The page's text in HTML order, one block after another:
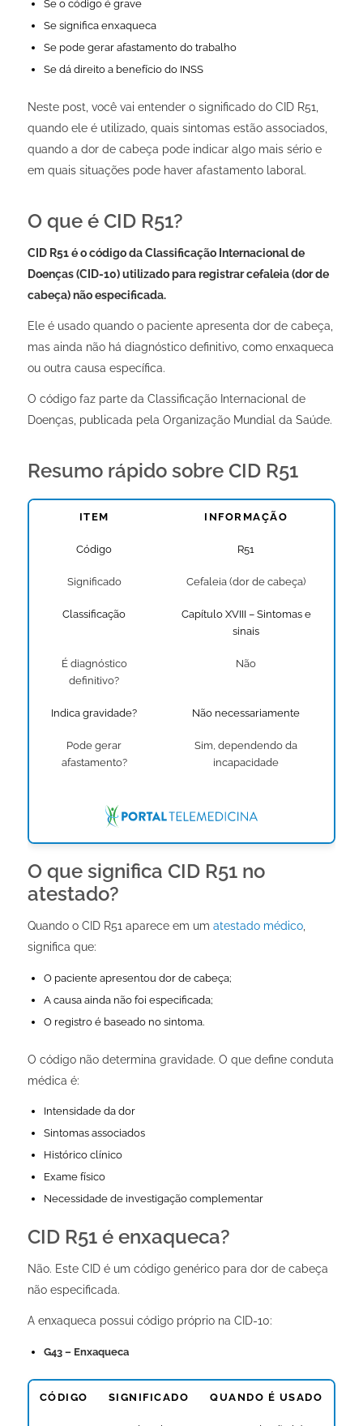
Se o código é grave
Se significa enxaqueca
Se pode gerar afastamento do trabalho
Se dá direito a benefício do INSS
Neste post, você vai entender o significado do CID R51,
quando ele é utilizado, quais sintomas estão associados,
quando a dor de cabeça pode indicar algo mais sério e
em quais situações pode haver afastamento laboral.
O que é CID R51?
CID R51 é o código da Classificação Internacional de
Doenças (CID-10) utilizado para registrar cefaleia (dor de
cabeça) não especificada.
Ele é usado quando o paciente apresenta dor de cabeça,
mas ainda não há diagnóstico definitivo, como enxaqueca
ou outra causa específica.
O código faz parte da Classificação Internacional de
Doenças, publicada pela Organização Mundial da Saúde.
Resumo rápido sobre CID R51
ITEM INFORMAÇÃO
Código R51
Significado Cefaleia (dor de cabeça)
Classificação
Capítulo XVIII – Sintomas e
sinais
É diagnóstico
definitivo?
Não
Indica gravidade? Não necessariamente
Pode gerar
afastamento?
Sim, dependendo da
incapacidade
O que significa CID R51 no
atestado?
Quando o CID R51 aparece em um atestado médico,
significa que:
O paciente apresentou dor de cabeça;
A causa ainda não foi especificada;
O registro é baseado no sintoma.
O código não determina gravidade. O que define conduta
médica é:
Intensidade da dor
Sintomas associados
Histórico clínico
Exame físico
Necessidade de investigação complementar
CID R51 é enxaqueca?
Não. Este CID é um código genérico para dor de cabeça
não especificada.
A enxaqueca possui código próprio na CID-10:
G43 – Enxaqueca
CÓDIGO SIGNIFICADO QUANDO É USADO